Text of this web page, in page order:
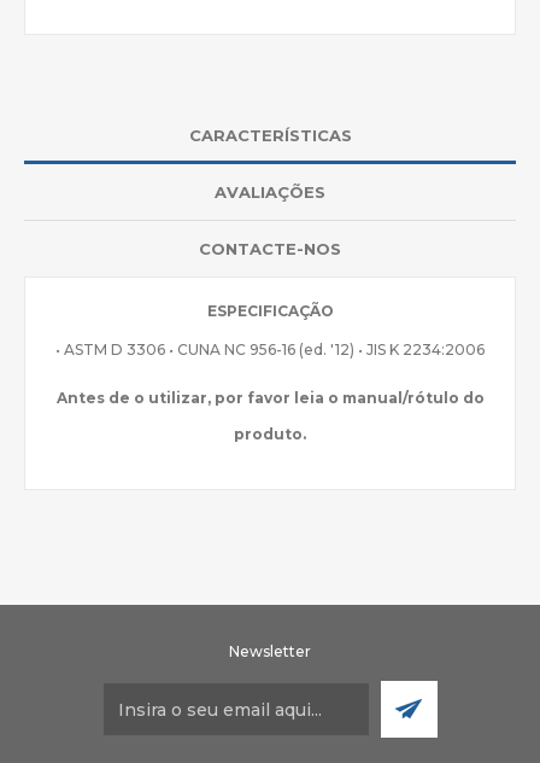
CARACTERÍSTICAS
AVALIAÇÕES
CONTACTE-NOS
ESPECIFICAÇÃO
• ASTM D 3306 • CUNA NC 956-16 (ed. '12) • JIS K 2234:2006
Antes de o utilizar, por favor leia o manual/rótulo do
produto.
Newsletter